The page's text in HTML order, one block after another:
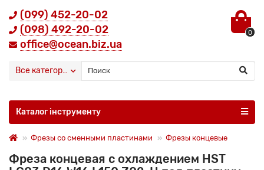
(099) 452-20-02
(098) 492-20-02
office@ocean.biz.ua
0
Все категории
Каталог інструменту
Фрезы со сменными пластинами Фрезы концевые
Фреза концевая с охлаждением HST